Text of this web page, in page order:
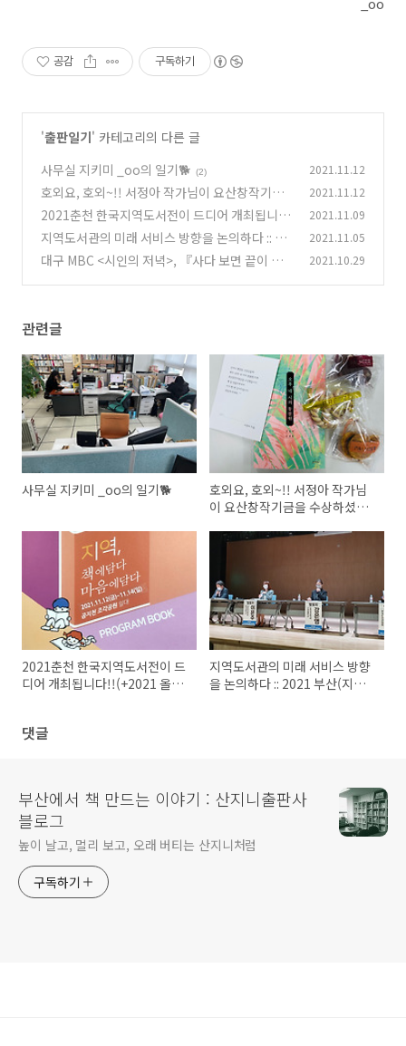
공감 구독하기
'출판일기' 카테고리의 다른 글
사무실 지키미 _oo의 일기🐕 (2) 2021.11.12
호외요, 호외~!! 서정아 작가님이 요산창작기금
을 수상하셨대요!!
(1)
2021.11.12
2021춘천 한국지역도서전이 드디어 개최됩니
다!!(+2021 올해의 책)
(0)
2021.11.09
지역도서관의 미래 서비스 방향을 논의하다 :: 20
21 부산(지역)도서관 정책포럼
(0)
2021.11.05
대구 MBC <시인의 저녁>, 『사다 보면 끝이 있
2021.10.29
관련글
사무실 지키미 _oo의 일기🐕
호외요, 호외~!! 서정아 작가님
이 요산창작기금을 수상하셨대
2021춘천 한국지역도서전이 드
디어 개최됩니다!!(+2021 올해
지역도서관의 미래 서비스 방향
을 논의하다 :: 2021 부산(지역)
댓글
부산에서 책 만드는 이야기 : 산지니출판사
블로그
높이 날고, 멀리 보고, 오래 버티는 산지니처럼
구독하기